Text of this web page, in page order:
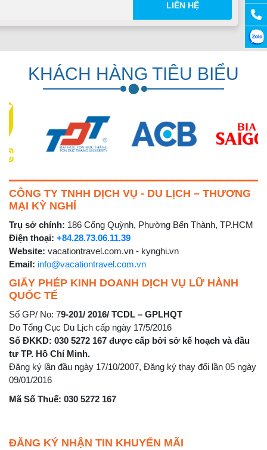
KHÁCH HÀNG TIÊU BIỂU
CÔNG TY TNHH DỊCH VỤ - DU LỊCH – THƯƠNG
MẠI KỲ NGHỈ
Trụ sở chính: 186 Cống Quỳnh, Phường Bến Thành, TP.HCM
Điện thoại: +84.28.73.06.11.39
Website: vacationtravel.com.vn - kynghi.vn
Email: info@vacationtravel.com.vn
GIẤY PHÉP KINH DOANH DỊCH VỤ LỮ HÀNH
QUỐC TẾ
Số GP/ No: 79-201/ 2016/ TCDL – GPLHQT
Do Tổng Cục Du Lịch cấp ngày 17/5/2016
Số ĐKKD: 030 5272 167 được cấp bởi sở kế hoạch và đầu
tư TP. Hồ Chí Minh.
Đăng ký lần đầu ngày 17/10/2007, Đăng ký thay đổi lần 05 ngày
09/01/2016
Mã Số Thuế: 030 5272 167
ĐĂNG KÝ NHẬN TIN KHUYẾN MÃI